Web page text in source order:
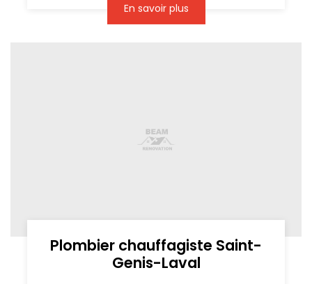
En savoir plus
Plombier chauffagiste Saint-
Genis-Laval